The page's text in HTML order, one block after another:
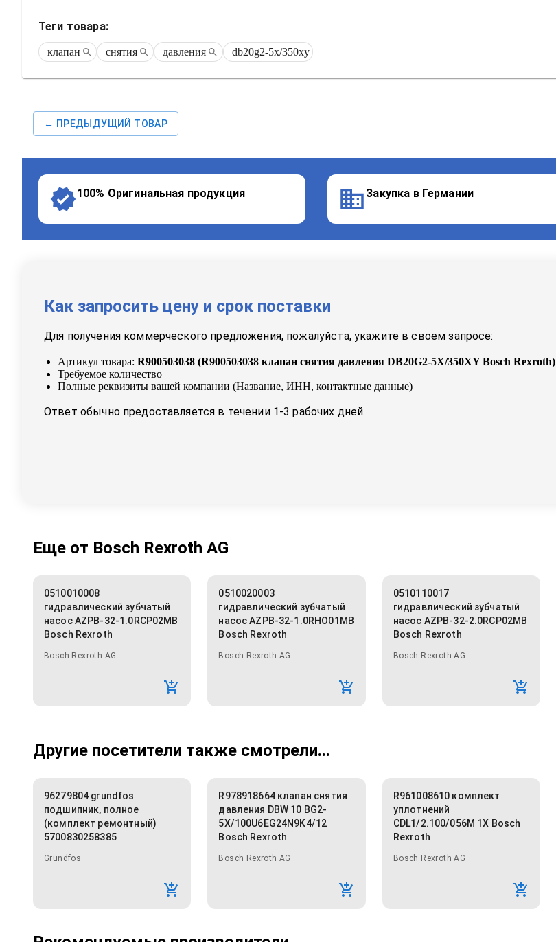
Теги товара:
клапан снятия давления db20g2-5x/350xy
← ПРЕДЫДУЩИЙ ТОВАР
100% Оригинальная продукция Закупка в Германии
Как запросить цену и срок поставки
Для получения коммерческого предложения, пожалуйста, укажите в своем запросе:
Артикул товара: R900503038 (R900503038 клапан снятия давления DB20G2-5X/350XY Bosch Rexroth)
Требуемое количество
Полные реквизиты вашей компании (Название, ИНН, контактные данные)
Ответ обычно предоставляется в течении 1-3 рабочих дней.
Еще от Bosch Rexroth AG
0510010008
гидравлический зубчатый
насос AZPB-32-1.0RCP02MB
Bosch Rexroth
Bosch Rexroth AG
0510020003
гидравлический зубчатый
насос AZPB-32-1.0RHO01MB
Bosch Rexroth
Bosch Rexroth AG
0510110017
гидравлический зубчатый
насос AZPB-32-2.0RCP02MB
Bosch Rexroth
Bosch Rexroth AG
Другие посетители также смотрели...
96279804 grundfos
подшипник, полное
(комплект ремонтный)
5700830258385
Grundfos
R978918664 клапан снятия
давления DBW 10 BG2-
5X/100U6EG24N9K4/12
Bosch Rexroth
Bosch Rexroth AG
R961008610 комплект
уплотнений
CDL1/2.100/056M 1X Bosch
Rexroth
Bosch Rexroth AG